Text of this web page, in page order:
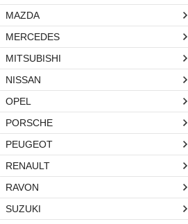
MAZDA
MERCEDES
MITSUBISHI
NISSAN
OPEL
PORSCHE
PEUGEOT
RENAULT
RAVON
SUZUKI